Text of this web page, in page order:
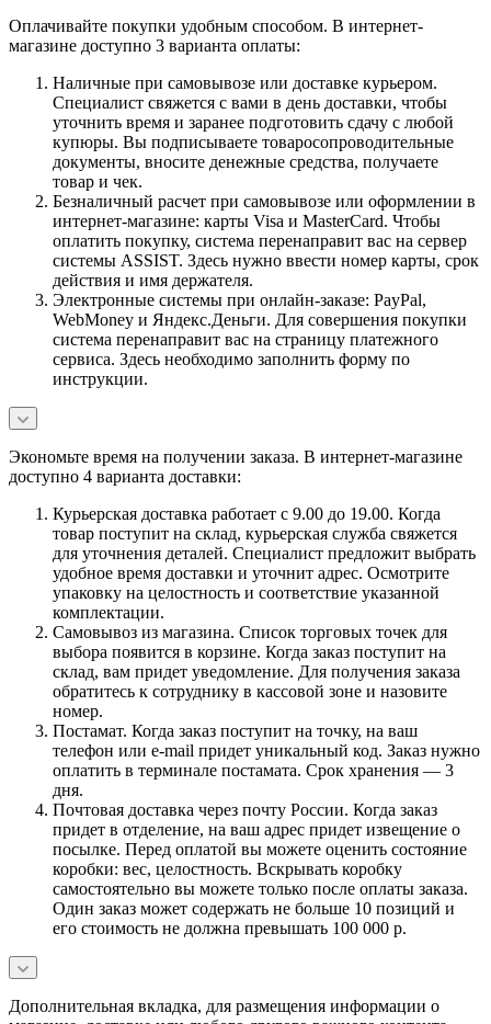
Оплачивайте покупки удобным способом. В интернет-
магазине доступно 3 варианта оплаты:
Наличные при самовывозе или доставке курьером.
Специалист свяжется с вами в день доставки, чтобы
уточнить время и заранее подготовить сдачу с любой
купюры. Вы подписываете товаросопроводительные
документы, вносите денежные средства, получаете
товар и чек.
Безналичный расчет при самовывозе или оформлении в
интернет-магазине: карты Visa и MasterCard. Чтобы
оплатить покупку, система перенаправит вас на сервер
системы ASSIST. Здесь нужно ввести номер карты, срок
действия и имя держателя.
Электронные системы при онлайн-заказе: PayPal,
WebMoney и Яндекс.Деньги. Для совершения покупки
система перенаправит вас на страницу платежного
сервиса. Здесь необходимо заполнить форму по
инструкции.
Экономьте время на получении заказа. В интернет-магазине
доступно 4 варианта доставки:
Курьерская доставка работает с 9.00 до 19.00. Когда
товар поступит на склад, курьерская служба свяжется
для уточнения деталей. Специалист предложит выбрать
удобное время доставки и уточнит адрес. Осмотрите
упаковку на целостность и соответствие указанной
комплектации.
Самовывоз из магазина. Список торговых точек для
выбора появится в корзине. Когда заказ поступит на
склад, вам придет уведомление. Для получения заказа
обратитесь к сотруднику в кассовой зоне и назовите
номер.
Постамат. Когда заказ поступит на точку, на ваш
телефон или e-mail придет уникальный код. Заказ нужно
оплатить в терминале постамата. Срок хранения — 3
дня.
Почтовая доставка через почту России. Когда заказ
придет в отделение, на ваш адрес придет извещение о
посылке. Перед оплатой вы можете оценить состояние
коробки: вес, целостность. Вскрывать коробку
самостоятельно вы можете только после оплаты заказа.
Один заказ может содержать не больше 10 позиций и
его стоимость не должна превышать 100 000 р.
Дополнительная вкладка, для размещения информации о